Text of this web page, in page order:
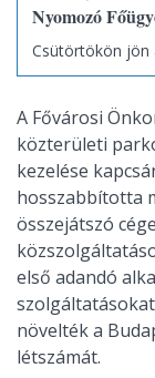
Nyomozó
Csütörtökön jön
A Fővárosi
közterületi
kezelése
hosszabbította
összejátszó
első adandó
növelték a
létszámát.